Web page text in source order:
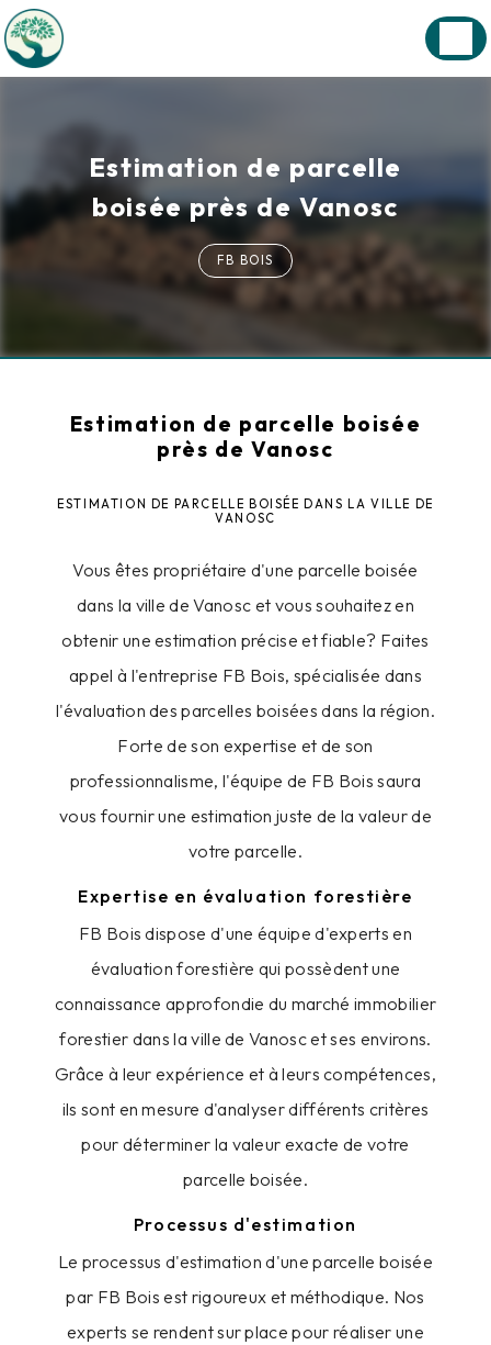
Estimation de parcelle
boisée près de Vanosc
FB BOIS
Estimation de parcelle boisée
près de Vanosc
ESTIMATION DE PARCELLE BOISÉE DANS LA VILLE DE
VANOSC
Vous êtes propriétaire d'une parcelle boisée
dans la ville de Vanosc et vous souhaitez en
obtenir une estimation précise et fiable? Faites
appel à l'entreprise FB Bois, spécialisée dans
l'évaluation des parcelles boisées dans la région.
Forte de son expertise et de son
professionnalisme, l'équipe de FB Bois saura
vous fournir une estimation juste de la valeur de
votre parcelle.
Expertise en évaluation forestière
FB Bois dispose d'une équipe d'experts en
évaluation forestière qui possèdent une
connaissance approfondie du marché immobilier
forestier dans la ville de Vanosc et ses environs.
Grâce à leur expérience et à leurs compétences,
ils sont en mesure d'analyser différents critères
pour déterminer la valeur exacte de votre
parcelle boisée.
Processus d'estimation
Le processus d'estimation d'une parcelle boisée
par FB Bois est rigoureux et méthodique. Nos
experts se rendent sur place pour réaliser une
Panneau de gestion des cookies